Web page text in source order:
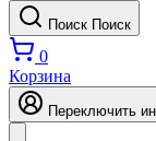
Поиск Поиск
0
Корзина
Переключить